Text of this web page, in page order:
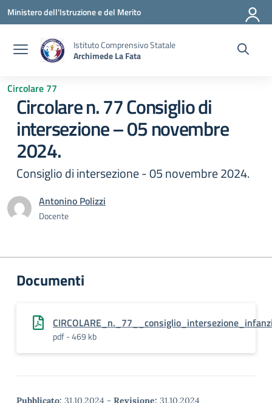
Vai ai contenuti
Vai al menu di navigazione
Vai al footer
Ministero dell'Istruzione e del Merito
Istituto Comprensivo Statale
Archimede La Fata
Circolare 77
Circolare n. 77 Consiglio di
intersezione – 05 novembre
2024.
Consiglio di intersezione - 05 novembre 2024.
Antonino Polizzi
Docente
Documenti
pdf - 469 kb
Pubblicato: 31.10.2024 - Revisione: 31.10.2024